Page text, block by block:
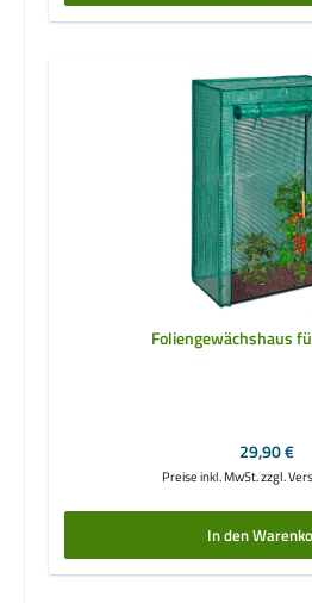
Foliengewächshaus
Regulärer
29,90 €
Preise inkl. MwSt. zzgl.
In den